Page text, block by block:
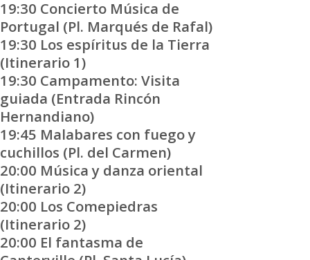
19:30 Concierto Música de
Portugal (Pl. Marqués de Rafal)
19:30 Los espíritus de la Tierra
(Itinerario 1)
19:30 Campamento: Visita
guiada (Entrada Rincón
Hernandiano)
19:45 Malabares con fuego y
cuchillos (Pl. del Carmen)
20:00 Música y danza oriental
(Itinerario 2)
20:00 Los Comepiedras
(Itinerario 2)
20:00 El fantasma de